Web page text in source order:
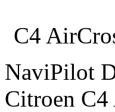
C4
NaviPilot
Citroen C4